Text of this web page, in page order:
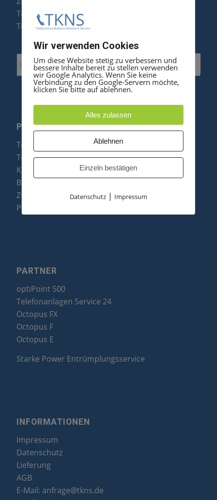
Telefonanlagen Optimierung
Telefonanlagen Erweiterung
PRODUKTE
Telefonanlagen
Telefone
Konftel Konferenztelefone
Baugruppen
Zubehör & Ersatzteile
Produktzusammenfassung
PARTNER
optiPoint 500
Telefonanlagen Service 24
Octopus FX
Octopus F
Octopus E
Starke Power Entrümplungsservice
INFORMATIONEN
Impressum
Datenschutz
Lieferung
AGB
E-Mail: anfrage@tkns.de
Wir verwenden Cookies
Um diese Website stetig zu verbessern und
bessere Inhalte bereit zu stellen verwenden
wir Google Analytics. Wenn Sie keine
Verbindung zu den Google-Servern möchte,
klicken Sie bitte auf ablehnen.
Alles zulassen
Ablehnen
Einzeln bestätigen
Datenschutz| Impressum